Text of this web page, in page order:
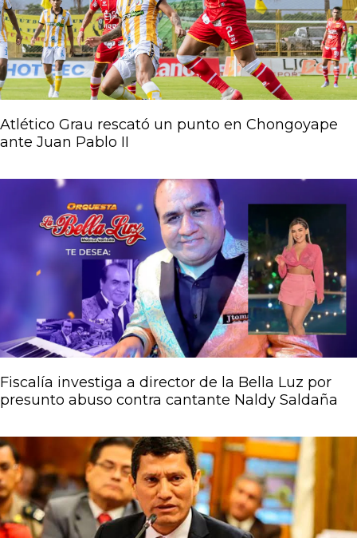
Atlético Grau rescató un punto en Chongoyape
ante Juan Pablo II
Fiscalía investiga a director de la Bella Luz por
presunto abuso contra cantante Naldy Saldaña